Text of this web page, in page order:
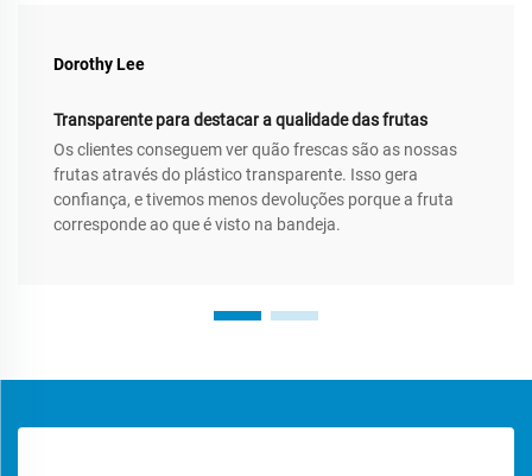
Dorothy Lee
Transparente para destacar a qualidade das frutas
Os clientes conseguem ver quão frescas são as nossas
frutas através do plástico transparente. Isso gera
confiança, e tivemos menos devoluções porque a fruta
corresponde ao que é visto na bandeja.